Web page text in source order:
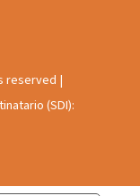
reserved |
(SDI):